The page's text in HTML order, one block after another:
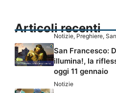
Articoli recenti
Notizie, Preghiere,
San Francesco:
illumina!, la
oggi 11 gennaio
Notizie